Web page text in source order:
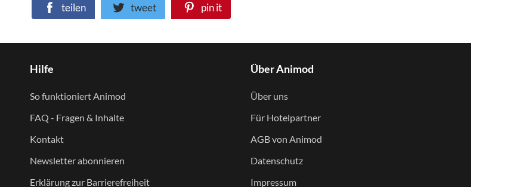
teilen tweet pin it
Hilfe
So funktioniert Animod
FAQ - Fragen & Inhalte
Kontakt
Newsletter abonnieren
Erklärung zur Barrierefreiheit
Über Animod
Über uns
Für Hotelpartner
AGB von Animod
Datenschutz
Impressum